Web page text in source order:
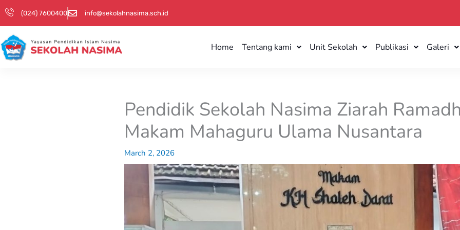
Skip
(024) 7600400 info@sekolahnasima.sch.id
Home Tentang kami Unit Sekolah Publikasi Galeri
Pendidik Sekolah Nasima Ziarah
Makam Mahaguru Ulama Nusantara
March 2, 2026